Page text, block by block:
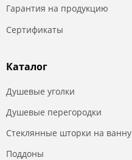
Гарантия на продукцию
Сертификаты
Каталог
Душевые уголки
Душевые перегородки
Стеклянные шторки на ванну
Поддоны